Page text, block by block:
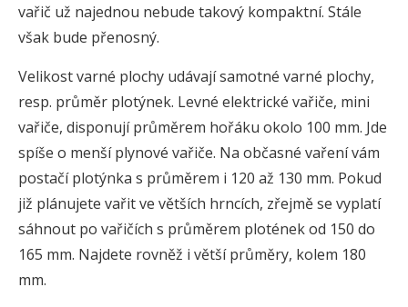
vařič už najednou nebude takový kompaktní. Stále
však bude přenosný.
Velikost varné plochy udávají samotné varné plochy,
resp. průměr plotýnek. Levné elektrické vařiče, mini
vařiče, disponují průměrem hořáku okolo 100 mm. Jde
spíše o menší plynové vařiče. Na občasné vaření vám
postačí plotýnka s průměrem i 120 až 130 mm. Pokud
již plánujete vařit ve větších hrncích, zřejmě se vyplatí
sáhnout po vařičích s průměrem plotének od 150 do
165 mm. Najdete rovněž i větší průměry, kolem 180
mm.